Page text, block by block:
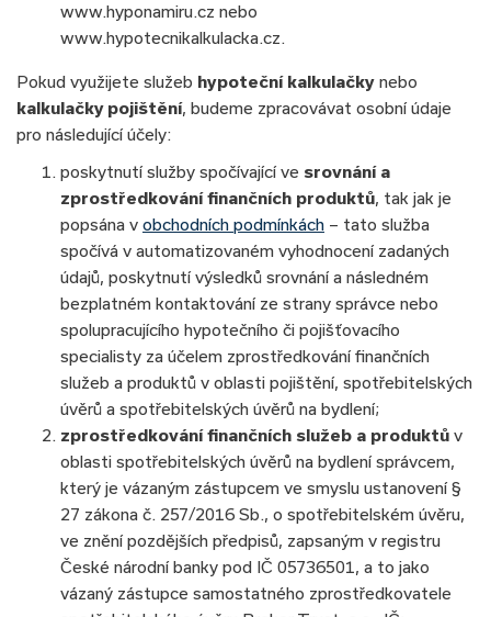
www.hyponamiru.cz nebo
www.hypotecnikalkulacka.cz.
Pokud využijete služeb hypoteční kalkulačky nebo
kalkulačky pojištění, budeme zpracovávat osobní údaje
pro následující účely:
poskytnutí služby spočívající ve srovnání a
zprostředkování finančních produktů, tak jak je
popsána v obchodních podmínkách – tato služba
spočívá v automatizovaném vyhodnocení zadaných
údajů, poskytnutí výsledků srovnání a následném
bezplatném kontaktování ze strany správce nebo
spolupracujícího hypotečního či pojišťovacího
specialisty za účelem zprostředkování finančních
služeb a produktů v oblasti pojištění, spotřebitelských
úvěrů a spotřebitelských úvěrů na bydlení;
zprostředkování finančních služeb a produktů v
oblasti spotřebitelských úvěrů na bydlení správcem,
který je vázaným zástupcem ve smyslu ustanovení §
27 zákona č. 257/2016 Sb., o spotřebitelském úvěru,
ve znění pozdějších předpisů, zapsaným v registru
České národní banky pod IČ 05736501, a to jako
vázaný zástupce samostatného zprostředkovatele